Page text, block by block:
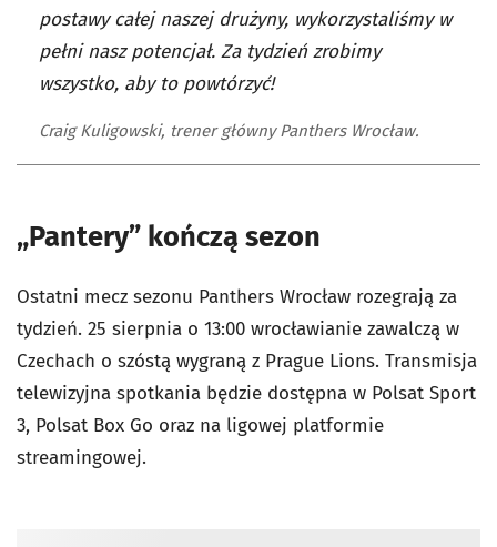
postawy całej naszej drużyny, wykorzystaliśmy w
pełni nasz potencjał. Za tydzień zrobimy
wszystko, aby to powtórzyć!
Craig Kuligowski, trener główny Panthers Wrocław.
„Pantery” kończą sezon
Ostatni mecz sezonu Panthers Wrocław rozegrają za
tydzień. 25 sierpnia o 13:00 wrocławianie zawalczą w
Czechach o szóstą wygraną z Prague Lions. Transmisja
telewizyjna spotkania będzie dostępna w Polsat Sport
3, Polsat Box Go oraz na ligowej platformie
streamingowej.